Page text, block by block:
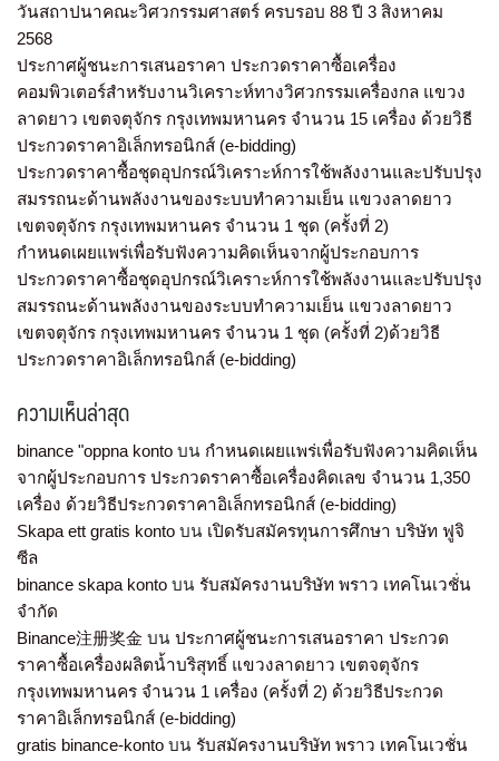
วันสถาปนาคณะวิศวกรรมศาสตร์ ครบรอบ 88 ปี 3 สิงหาคม
2568
ประกาศผู้ชนะการเสนอราคา ประกวดราคาซื้อเครื่อง
คอมพิวเตอร์สำหรับงานวิเคราะห์ทางวิศวกรรมเครื่องกล แขวง
ลาดยาว เขตจตุจักร กรุงเทพมหานคร จำนวน 15 เครื่อง ด้วยวิธี
ประกวดราคาอิเล็กทรอนิกส์ (e-bidding)
ประกวดราคาซื้อชุดอุปกรณ์วิเคราะห์การใช้พลังงานและปรับปรุง
สมรรถนะด้านพลังงานของระบบทำความเย็น แขวงลาดยาว
เขตจตุจักร กรุงเทพมหานคร จำนวน 1 ชุด (ครั้งที่ 2)
กำหนดเผยแพร่เพื่อรับฟังความคิดเห็นจากผู้ประกอบการ
ประกวดราคาซื้อชุดอุปกรณ์วิเคราะห์การใช้พลังงานและปรับปรุง
สมรรถนะด้านพลังงานของระบบทำความเย็น แขวงลาดยาว
เขตจตุจักร กรุงเทพมหานคร จำนวน 1 ชุด (ครั้งที่ 2)ด้วยวิธี
ประกวดราคาอิเล็กทรอนิกส์ (e-bidding)
ความเห็นล่าสุด
binance "oppna konto บน กำหนดเผยแพร่เพื่อรับฟังความคิดเห็น
จากผู้ประกอบการ ประกวดราคาซื้อเครื่องคิดเลข จำนวน 1,350
เครื่อง ด้วยวิธีประกวดราคาอิเล็กทรอนิกส์ (e-bidding)
Skapa ett gratis konto บน เปิดรับสมัครทุนการศึกษา บริษัท ฟูจิ
ซีล
binance skapa konto บน รับสมัครงานบริษัท พราว เทคโนเวชั่น
จำกัด
Binance注册奖金 บน ประกาศผู้ชนะการเสนอราคา ประกวด
ราคาซื้อเครื่องผลิตน้ำบริสุทธิ์ แขวงลาดยาว เขตจตุจักร
กรุงเทพมหานคร จำนวน 1 เครื่อง (ครั้งที่ 2) ด้วยวิธีประกวด
ราคาอิเล็กทรอนิกส์ (e-bidding)
gratis binance-konto บน รับสมัครงานบริษัท พราว เทคโนเวชั่น